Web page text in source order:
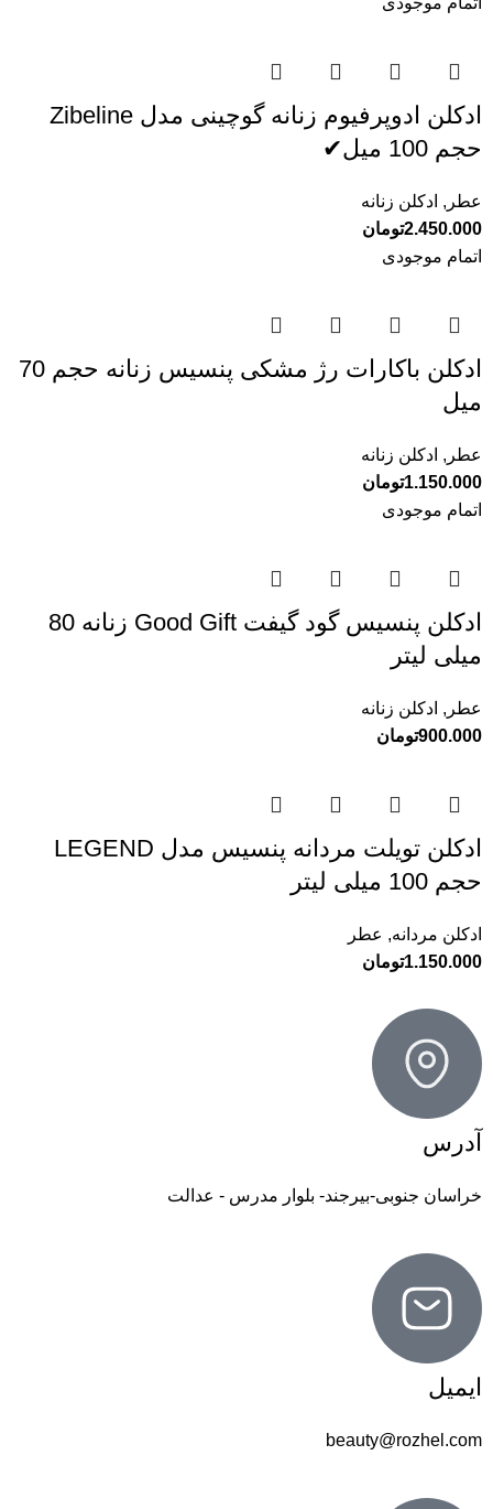
ادکلن ادوپرفیوم زنانه گوچینی مدل Zibeline
حجم 100 میل✔
عطر , ادکلن زنانه
2.450.000تومان
اتمام موجودی
ادکلن باکارات رژ مشکی پنسیس زنانه حجم 70
میل
عطر , ادکلن زنانه
1.150.000تومان
اتمام موجودی
ادکلن پنسیس گود گیفت Good Gift زنانه 80
میلی لیتر
عطر , ادکلن زنانه
900.000تومان
ادکلن تویلت مردانه پنسیس مدل LEGEND
حجم 100 میلی لیتر
ادکلن مردانه, عطر
1.150.000تومان
آدرس
خراسان جنوبی-بیرجند- بلوار مدرس - عدالت
ایمیل
beauty@rozhel.com